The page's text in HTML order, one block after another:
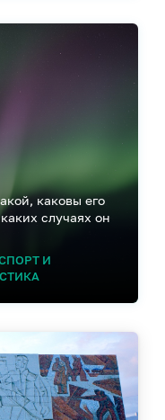
каковы его
случаях он
И